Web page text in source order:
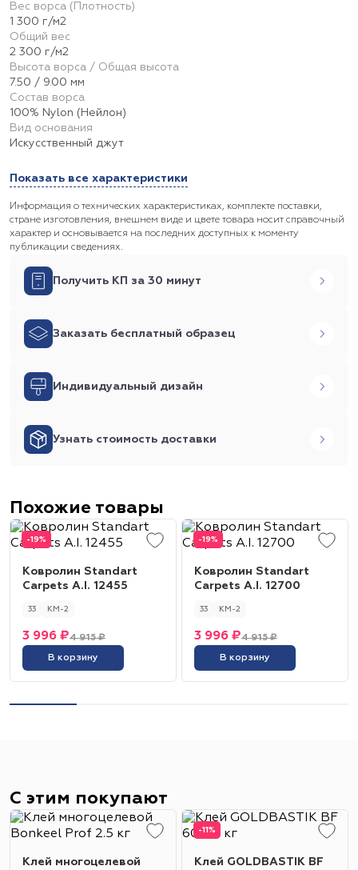
Вес ворса (Плотность)
1 300 г/м2
Общий вес
2 300 г/м2
Высота ворса / Общая высота
7.50 / 9.00 мм
Состав ворса
100% Nylon (Нейлон)
Вид основания
Искусственный джут
Показать все характеристики
Информация о технических характеристиках, комплекте поставки,
стране изготовления, внешнем виде и цвете товара носит справочный
характер и основывается на последних доступных к моменту
публикации сведениях.
Получить КП за 30 минут
Заказать бесплатный образец
Индивидуальный дизайн
Узнать стоимость доставки
Похожие товары
-19%
Ковролин Standart
Carpets A.I. 12455
33 КМ-2
4 915 ₽
3 996 ₽
В корзину
-19%
Ковролин Standart
Carpets A.I. 12700
33 КМ-2
4 915 ₽
3 996 ₽
В корзину
С этим покупают
Клей многоцелевой
-11%
Клей GOLDBASTIK BF